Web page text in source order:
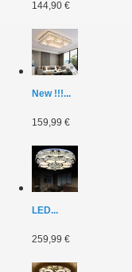
144,90 €
New !!!...
159,99 €
LED...
259,99 €